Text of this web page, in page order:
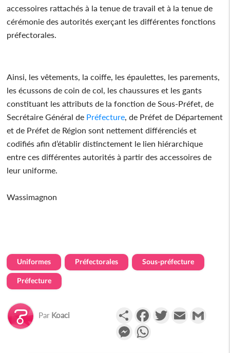
accessoires rattachés à la tenue de travail et à la tenue de
cérémonie des autorités exerçant les différentes fonctions
préfectorales.
Ainsi, les vêtements, la coiffe, les épaulettes, les parements,
les écussons de coin de col, les chaussures et les gants
constituant les attributs de la fonction de Sous-Préfet, de
Secrétaire Général de Préfecture , de Préfet de Département
et de Préfet de Région sont nettement différenciés et
codifiés afin d’établir distinctement le lien hiérarchique
entre ces différentes autorités à partir des accessoires de
leur uniforme.
Wassimagnon
Uniformes Préfectorales Sous-préfecture
Préfecture
Par Koaci PartagerFacebookTwitterEmail
Messenger